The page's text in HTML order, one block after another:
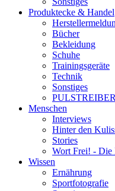
Produktecke & Handel
Bücher
Bekleidung
Schuhe
Trainingsgeräte
Technik
Sonstiges
Menschen
Interviews
Hinter den
Stories
Wort Frei! - Die
Wissen
Ernährung
Sportfotografie